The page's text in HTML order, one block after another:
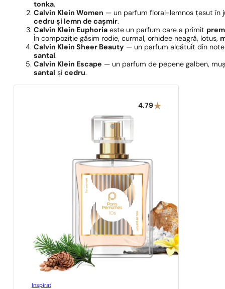
tonka.
Calvin Klein Women — un parfum floral-lemnos țesut în
cedru și lemn de cașmir.
Calvin Klein Euphoria este un parfum care a primit
În compoziție găsim rodie, curmal, orhidee neagră, lotus,
Calvin Klein Sheer Beauty — un parfum alcătuit din
santal.
Calvin Klein Escape — un parfum de pepene galben,
santal șicedru.
4.79
Inspirat